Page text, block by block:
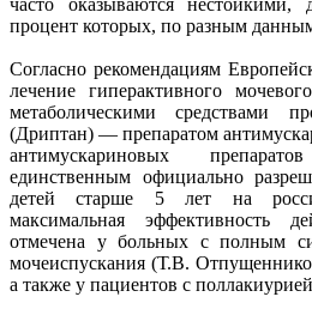
процент которых, по разным
Согласно рекомендациям
лечение гиперактивного
метаболическими средствами
(Дриптан) — препаратом
антимускариновых
единственным официально
детей старше 5 лет на
максимальная эффективность
отмечена у больных с полным
мочеиспускания (Т.В.
а также у пациентов с